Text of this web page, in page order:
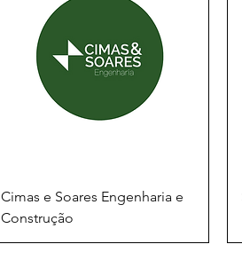
Cimas e Soares Engenharia e
Construção